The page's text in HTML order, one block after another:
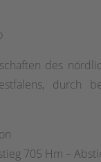
des
durch
705 Hm –